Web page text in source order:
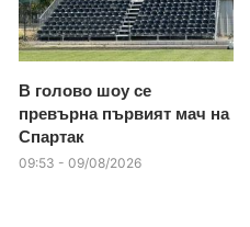
В голово шоу се
превърна първият мач на
Спартак
09:53 - 09/08/2026